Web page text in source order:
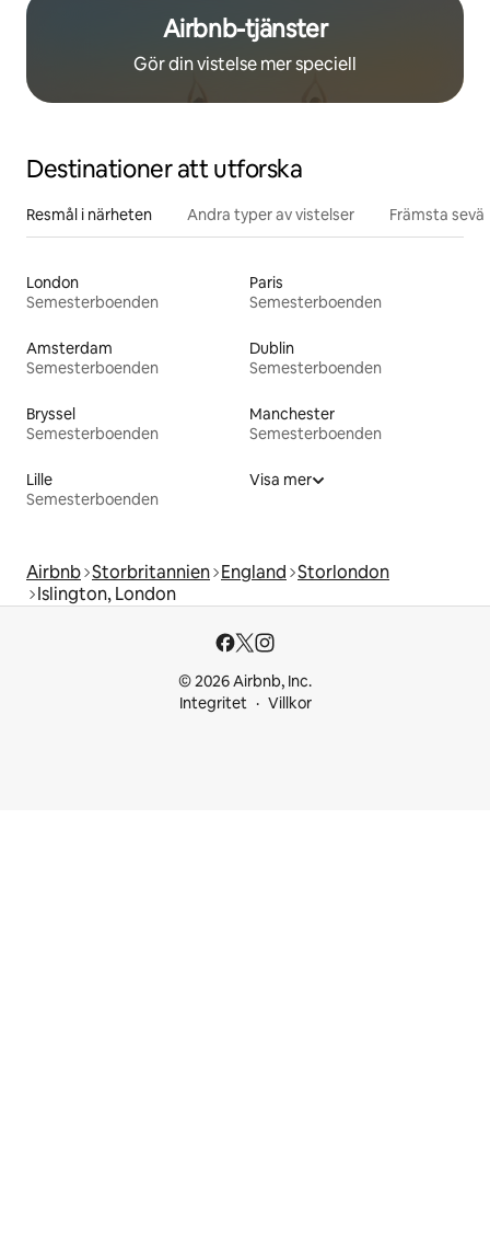
Airbnb-tjänster
Gör din vistelse mer speciell
Destinationer att utforska
Resmål i närheten Andra typer av vistelser Främsta
London
Semesterboenden
Paris
Semesterboenden
Amsterdam
Semesterboenden
Dublin
Semesterboenden
Bryssel
Semesterboenden
Manchester
Semesterboenden
Lille
Semesterboenden
Visa mer
Airbnb Storbritannien England Storlondon
Islington, London
© 2026 Airbnb, Inc.
Integritet
Villkor